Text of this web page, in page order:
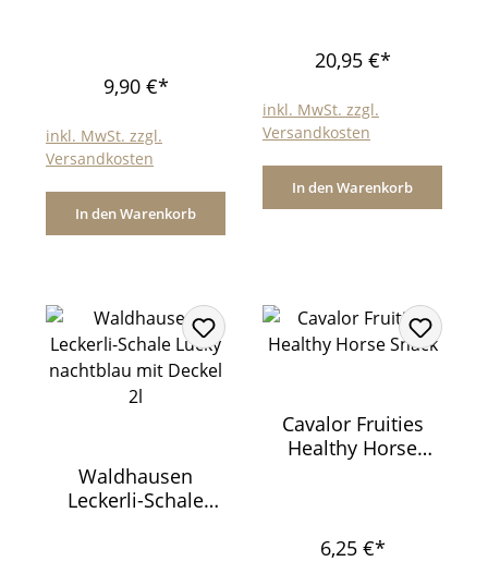
9,90 €*
inkl. MwSt. zzgl.
Versandkosten
In den Warenkorb
20,95 €*
inkl. MwSt. zzgl.
Versandkosten
In den Warenkorb
Waldhausen
Leckerli-Schale
Cavalor Fruities
Healthy Horse
6,25 €*